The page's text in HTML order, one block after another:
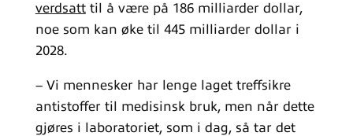
verdsatttil å være på 186 milliarder dollar,
noe som kan øke til 445 milliarder dollar i
2028.
– Vi mennesker har lenge laget treffsikre
antistoffer til medisinsk bruk, men når dette
gjøres i laboratoriet, som i dag, så tar det